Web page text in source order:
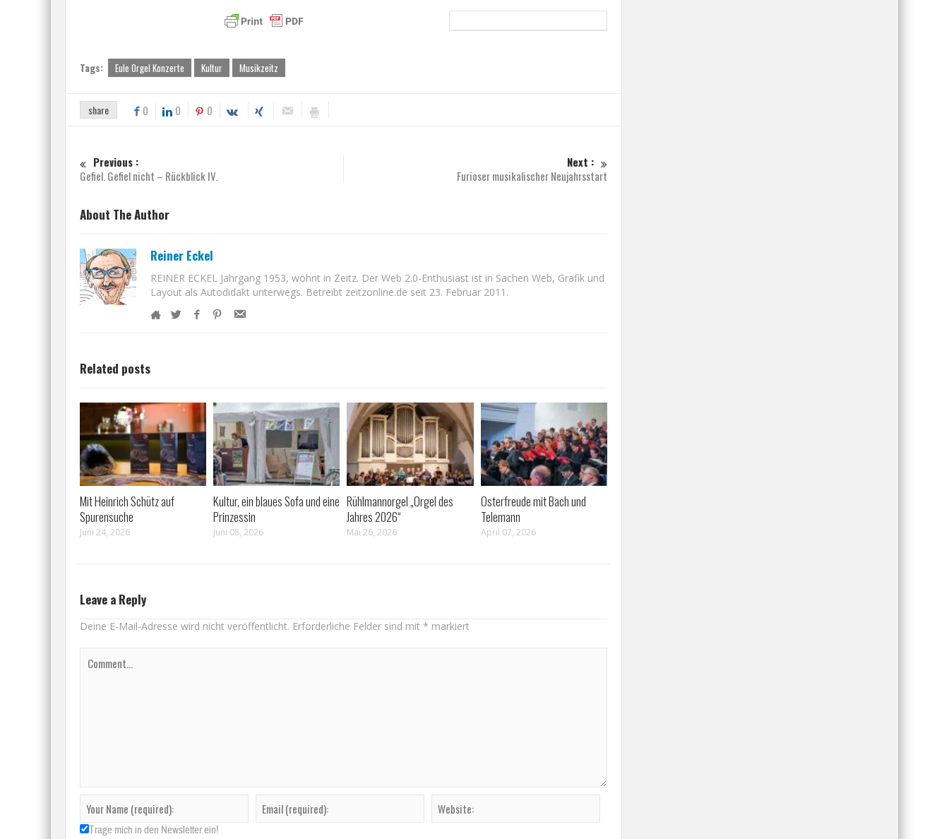
Tags: Eule Orgel Konzerte Kultur Musikzeitz
share 0 0 0
Previous :
Gefiel. Gefiel nicht – Rückblick IV.
Next :
Furioser musikalischer Neujahrsstart
About The Author
Reiner Eckel
REINER ECKEL Jahrgang 1953, wohnt in Zeitz. Der Web 2.0-Enthusiast ist in Sachen Web, Grafik und
Layout als Autodidakt unterwegs. Betreibt zeitzonline.de seit 23. Februar 2011.
Related posts
Mit Heinrich Schütz auf
Spurensuche
Juni 24, 2026
Kultur, ein blaues Sofa und eine
Prinzessin
Juni 08, 2026
Rühlmannorgel „Orgel des
Jahres 2026“
Mai 26, 2026
Osterfreude mit Bach und
Telemann
April 07, 2026
Leave a Reply
Deine E-Mail-Adresse wird nicht veröffentlicht. Erforderliche Felder sind mit * markiert
Trage mich in den Newsletter ein!